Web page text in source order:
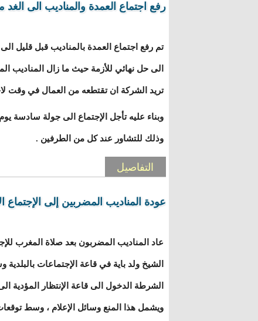
رفع اجتماع العمدة والمناديب الى
تم رفع اجتماع العمدة بالمناديب قبل قليل
الى حل نهائي للأزمة حيث ما زال المناديب
تريد الشركة ان تقتطعه من العمال في وقت
وبناء عليه تأجل الإجتماع الى جولة سادسة
وذلك للتشاور عند كل من الطرفين .
التفاصيل
عودة المناديب المضربين إلى الإجتماع
عاد المناديب المضربون بعد صلاة المغرب
الشيخ ولد باية في قاعة الإجتماعات
الشرطة الدخول الى قاعة الإنتظار المؤدية
ويشمل هذا المنع وسائل الإعلام ، وسط